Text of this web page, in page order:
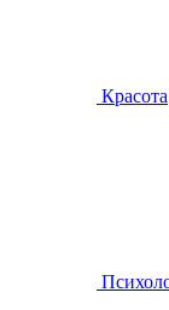
Красота